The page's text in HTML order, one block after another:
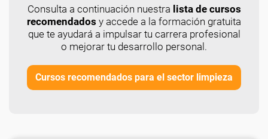
Consulta a continuación nuestra lista de cursos
recomendados y accede a la formación gratuita
que te ayudará a impulsar tu carrera profesional
o mejorar tu desarrollo personal.
Cursos recomendados para el sector limpieza